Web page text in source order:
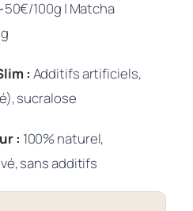
100g | Matcha
: Additifs artificiels,
sucralose
: 100% naturel,
sans additifs